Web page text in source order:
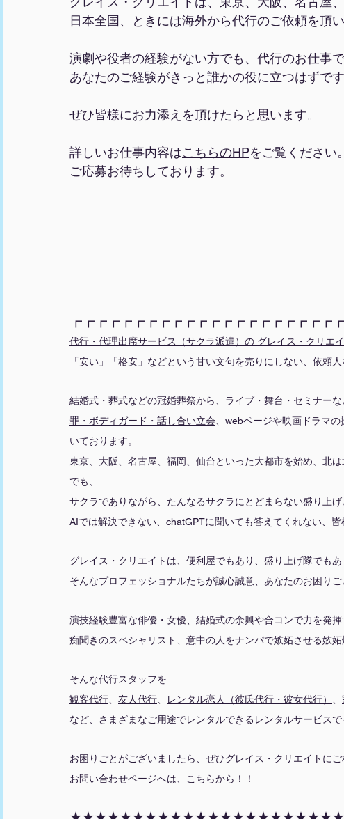
日本全国、ときには海外から代行のご依頼を頂い
演劇や役者の経験がない方でも、代行のお仕事
あなたのご経験がきっと誰かの役に立つはずです
ぜひ皆様にお力添えを頂けたらと思います。
詳しいお仕事内容はこちらのHPをご覧ください。
ご応募お待ちしております。
代行・代理出席サービス（サクラ派遣）の グレイス・クリエ
「安い」「格安」などという甘い文句を売りにしない、依頼
結婚式・葬式などの冠婚葬祭から、 ライブ・舞台 ・ セミナーな
罪・ボディガード・話し合い立会 、webページや映画ドラマ
いております。
東京、大阪、名古屋、福岡、仙台といった大都市を始め、北
でも、
サクラでありながら、たんなるサクラにとどまらない盛り上げ
AIでは解決できない、chatGPTに聞いても答えてくれない、皆
グレイス・クリエイトは、便利屋でもあり、盛り上げ隊でもあ
そんなプロフェッショナルたちが誠心誠意、あなたのお困りご
演技経験豊富な俳優・女優、結婚式の余興や合コンで力を発
痴聞きのスペシャリスト、意中の人をナンパで嫉妬させる嫉
そんな代行スタッフを
観客代行
友人代行 レンタル恋人（彼氏代行・彼女代行）
など、さまざまなご用途でレンタルできるレンタルサービスで
お困りごとがございましたら、ぜひグレイス・クリエイトにご
お問い合わせページへは、
こちらから！！